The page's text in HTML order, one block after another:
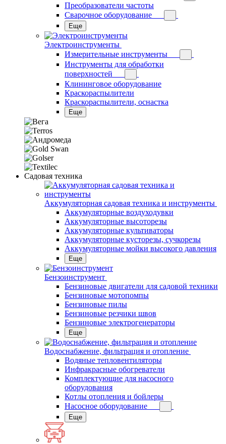
Преобразователи частоты
Сварочное оборудование
Еще
Электроинструменты
Измерительные инструменты
Инструменты для обработки
поверхностей
Клининговое оборудование
Краскораспылители
Краскораспылители, оснастка
Еще
Садовая техника
Аккумуляторная садовая техника и инструменты
Аккумуляторные воздуходувки
Аккумуляторные высоторезы
Аккумуляторные культиваторы
Аккумуляторные кусторезы, сучкорезы
Аккумуляторные мойки высокого давления
Еще
Бензоинструмент
Бензиновые двигатели для садовой техники
Бензиновые мотопомпы
Бензиновые пилы
Бензиновые резчики швов
Бензиновые электрогенераторы
Еще
Водоснабжение, фильтрация и отопление
Водяные тепловентиляторы
Инфракрасные обогреватели
Комплектующие для насосного
оборудования
Котлы отопления и бойлеры
Насосное оборудование
Еще